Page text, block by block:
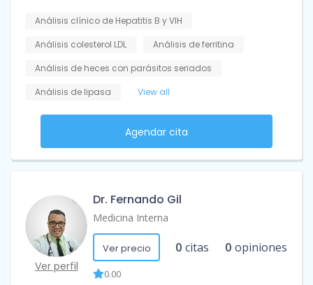
Análisis clínico de Hepatitis B y VIH
Análisis colesterol LDL
Análisis de ferritina
Análisis de heces con parásitos seriados
Análisis de lipasa
View all
Agendar cita
Ver perfil
Dr. Fernando Gil
Medicina Interna
Ver precio 0 citas 0 opiniones
0.00